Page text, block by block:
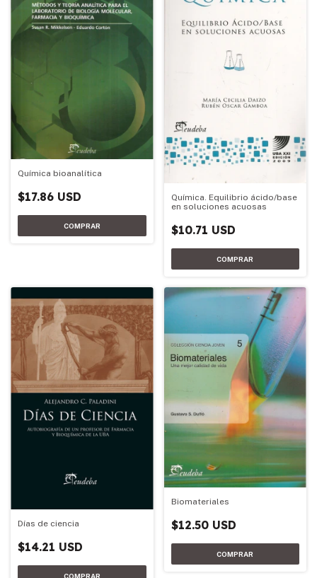
Química bioanalítica
$17.86 USD
Química. Equilibrio ácido/base
en soluciones acuosas
$10.71 USD
Días de ciencia
$14.21 USD
Biomateriales
$12.50 USD